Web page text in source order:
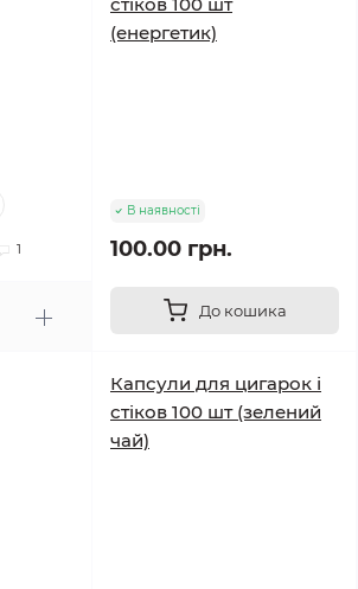
1
(енергетик)
В наявності
100.00 грн.
До кошика
Капсули для цигарок і
стіков 100 шт (зелений
чай)